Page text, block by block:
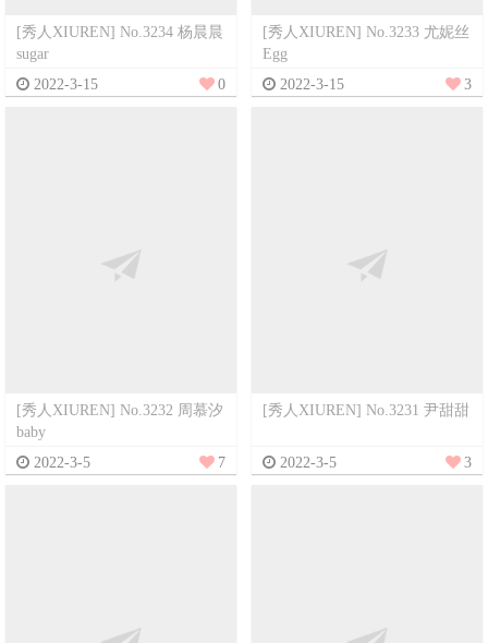
[秀人XIUREN] No.3234 杨晨晨
sugar
2022-3-15
0
[秀人XIUREN] No.3233 尤妮丝
Egg
2022-3-15
3
[秀人XIUREN] No.3232 周慕汐
baby
2022-3-5
7
[秀人XIUREN] No.3231 尹甜甜
2022-3-5 3